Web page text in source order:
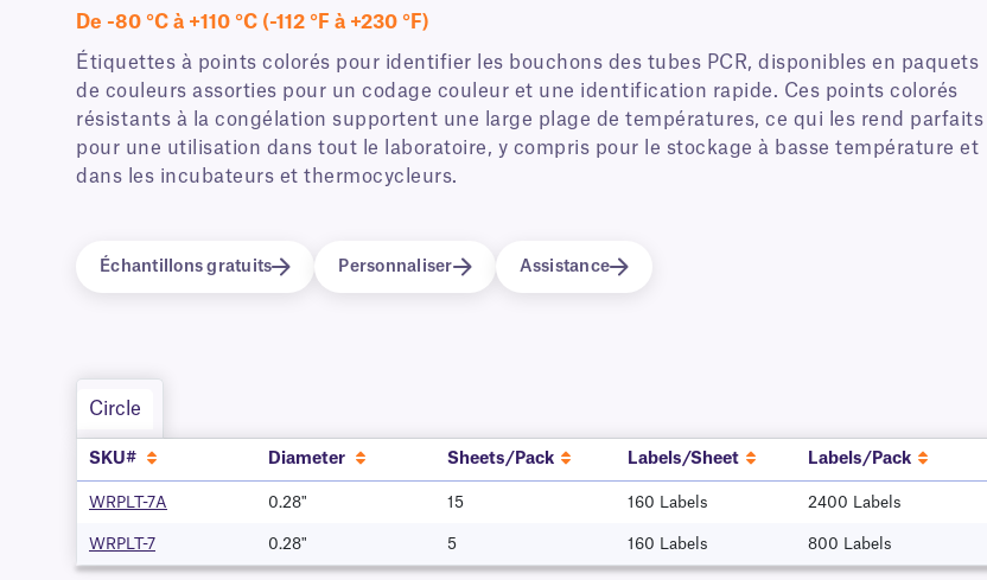
De -80 °C à +110 °C (-112 °F à +230 °F)
Étiquettes à points colorés pour identifier les bouchons des tubes PCR, disponibles en paquets
de couleurs assorties pour un codage couleur et une identification rapide. Ces points colorés
résistants à la congélation supportent une large plage de températures, ce qui les rend parfaits
pour une utilisation dans tout le laboratoire, y compris pour le stockage à basse température et
dans les incubateurs et thermocycleurs.
Échantillons gratuits Personnaliser Assistance
Circle
SKU# Diameter Sheets/Pack Labels/Sheet Labels/Pack
WRPLT-7A 0.28" 15 160 Labels 2400 Labels
WRPLT-7 0.28" 5 160 Labels 800 Labels